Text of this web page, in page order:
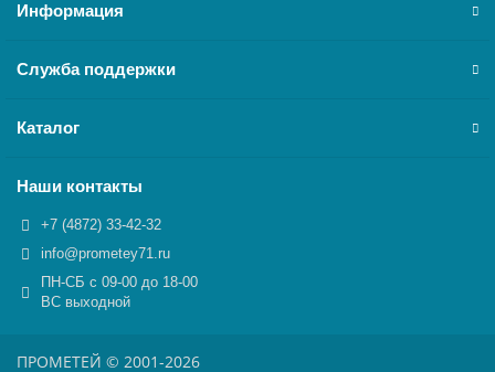
Информация
Служба поддержки
Каталог
Наши контакты
+7 (4872) 33-42-32
info@prometey71.ru
ПН-СБ с 09-00 до 18-00
ВС выходной
ПРОМЕТЕЙ © 2001-2026